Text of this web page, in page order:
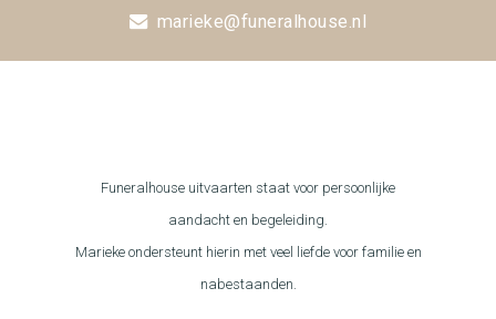
marieke@funeralhouse.nl
Funeralhouse uitvaarten staat voor persoonlijke
aandacht en begeleiding.
Marieke ondersteunt hierin met veel liefde voor familie en
nabestaanden.